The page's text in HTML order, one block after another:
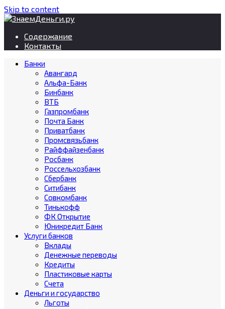
Skip to content
Содержание
Контакты
Банки
Авангард
Альфа-Банк
Бинбанк
ВТБ
Газпромбанк
Почта Банк
Приватбанк
Промсвязьбанк
Райффайзенбанк
Росбанк
Россельхозбанк
Сбербанк
Ситибанк
Совкомбанк
Тинькофф
ФК Открытие
Юникредит Банк
Услуги банков
Вклады
Денежные переводы
Кредиты
Пластиковые карты
Счета
Деньги и государство
Льготы